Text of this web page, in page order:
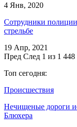
4 Янв, 2020
Сотрудники
стрельбе
19 Апр, 2021
Пред След 1 из 1 448
Топ сегодня:
Происшествия
Нечищеные дороги
Блюхера